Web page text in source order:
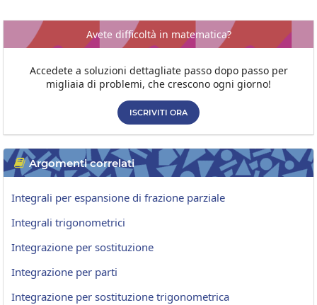
Avete difficoltà in matematica?
Accedete a soluzioni dettagliate passo dopo passo per
migliaia di problemi, che crescono ogni giorno!
ISCRIVITI ORA
 Argomenti correlati
Integrali per espansione di frazione parziale
Integrali trigonometrici
Integrazione per sostituzione
Integrazione per parti
Integrazione per sostituzione trigonometrica